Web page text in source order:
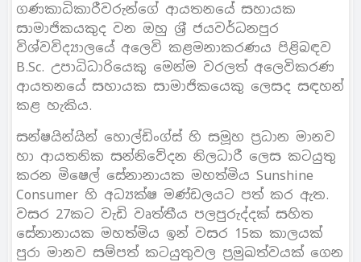
ගණකාධිකාරීවරුන්ගේ ආයතනයේ සහායක
සාමාජිකයකුද වන ඔහු ශ‍්‍රී ජයවර්ධනපුර
විශ්වවිද්‍යාලයේ අලෙවි කළමනාකරණය පිළිබඳව
B.Sc. උපාධිධාරියෙකු මෙන්ම වරලත් අලෙවිකරණ
ආයතනයේ සහායක සාමාජිකයෙකු ලෙසද සඳහන්
කළ හැකිය.
සන්ෂයින්යින් හොල්ඩිංග්ස් හි සමූහ ප‍්‍රධාන මානව
හා ආයතනික සන්නිවේදන නිලධාරී ලෙස කටයුතු
කරන මිෂෙල් සේනානායක මහත්මිය Sunshine
Consumer හි අධ්‍යක්ෂ මණ්ඩලයට පත් කර ඇත.
වසර 27කට වැඩි වෘත්තීය පලපුරුද්දක් සහිත
සේනානායක මහත්මිය ඉන් වසර 15ක කාලයක්
පුරා මානව සම්පත් කටයුතුවල ප‍්‍රමුඛත්වයක් ගෙන